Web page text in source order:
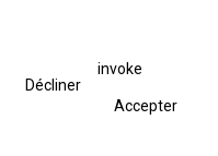
Décliner
invoke
Accepter